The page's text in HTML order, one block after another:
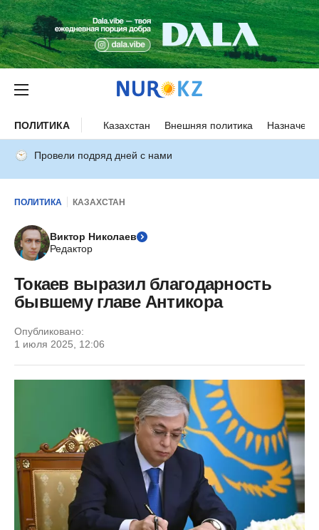
ПОЛИТИКА Казахстан Внешняя политика
Провели подряд дней с нами
ПОЛИТИКА КАЗАХСТАН
Виктор Николаев
Редактор
Токаев выразил благодарность
бывшему главе Антикора
Опубликовано:
1 июля 2025, 12:06